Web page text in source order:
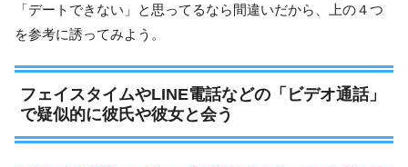
「デートできない」と思ってるなら間違いだから、上の４つ
を参考に誘ってみよう。
フェイスタイムやLINE電話などの「ビデオ通話」
で疑似的に彼氏や彼女と会う